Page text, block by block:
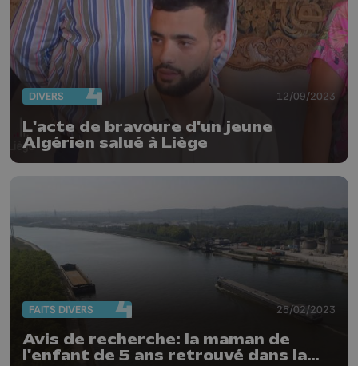
DIVERS 12/09/2023
L'acte de bravoure d'un jeune
Algérien salué à Liège
FAITS DIVERS 25/02/2023
Avis de recherche: la maman de
l'enfant de 5 ans retrouvé dans la